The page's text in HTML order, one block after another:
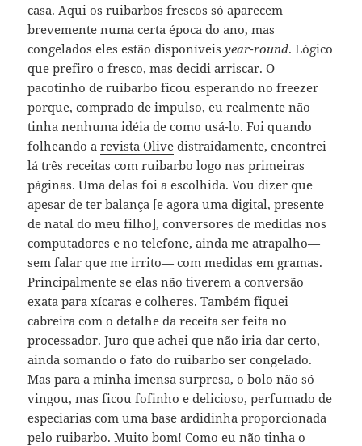
casa. Aqui os ruibarbos frescos só aparecem
brevemente numa certa época do ano, mas
congelados eles estão disponíveisyear-round. Lógico
que prefiro o fresco, mas decidi arriscar. O
pacotinho de ruibarbo ficou esperando no freezer
porque, comprado de impulso, eu realmente não
tinha nenhuma idéia de como usá-lo. Foi quando
folheando arevista Olive distraidamente, encontrei
lá três receitas com ruibarbo logo nas primeiras
páginas. Uma delas foi a escolhida. Vou dizer que
apesar de ter balança [e agora uma digital, presente
de natal do meu filho], conversores de medidas nos
computadores e no telefone, ainda me atrapalho—
sem falar que me irrito— com medidas em gramas.
Principalmente se elas não tiverem a conversão
exata para xícaras e colheres. Também fiquei
cabreira com o detalhe da receita ser feita no
processador. Juro que achei que não iria dar certo,
ainda somando o fato do ruibarbo ser congelado.
Mas para a minha imensa surpresa, o bolo não só
vingou, mas ficou fofinho e delicioso, perfumado de
especiarias com uma base ardidinha proporcionada
pelo ruibarbo. Muito bom! Como eu não tinha o